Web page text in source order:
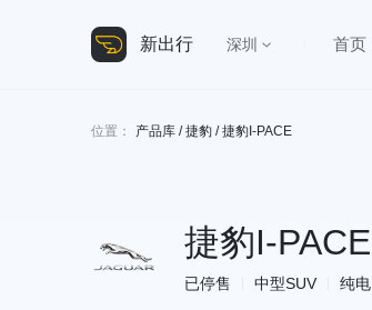
新出行 深圳 首页
位置： 产品库 /捷豹 / 捷豹I-PACE
捷豹I-PACE
已停售 中型SUV 纯电